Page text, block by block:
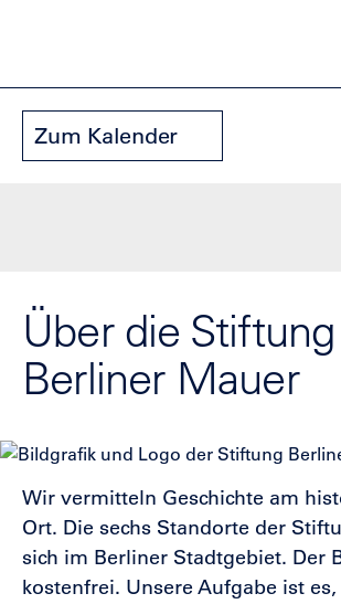
Zum Kalender
Über die Stiftung
Berliner Mauer
Wir vermitteln Geschichte am
Ort. Die sechs Standorte der
sich im Berliner Stadtgebiet. Der
kostenfrei. Unsere Aufgabe ist es,